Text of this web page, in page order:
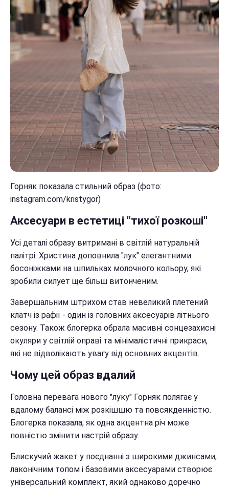
Горняк показала стильний образ (фото:
instagram.com/kristygor)
Аксесуари в естетиці "тихої розкоші"
Усі деталі образу витримані в світлій натуральній
палітрі. Христина доповнила "лук" елегантними
босоніжками на шпильках молочного кольору, які
зробили силует ще більш витонченим.
Завершальним штрихом став невеликий плетений
клатч із рафії - один із головних аксесуарів літнього
сезону. Також блогерка обрала масивні сонцезахисні
окуляри у світлій оправі та мінімалістичні прикраси,
які не відволікають увагу від основних акцентів.
Чому цей образ вдалий
Головна перевага нового "луку" Горняк полягає у
вдалому балансі між розкішшю та повсякденністю.
Блогерка показала, як одна акцентна річ може
повністю змінити настрій образу.
Блискучий жакет у поєднанні з широкими джинсами,
лаконічним топом і базовими аксесуарами створює
універсальний комплект, який однаково доречно